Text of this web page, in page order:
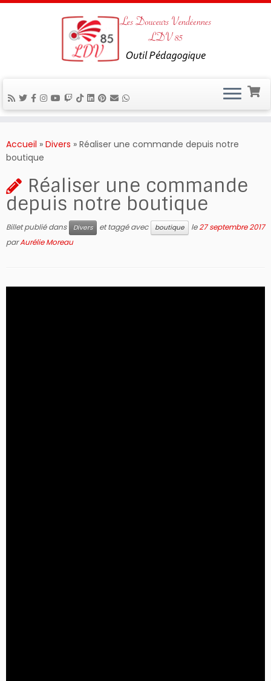
au
contenu
Accueil » Divers » Réaliser une commande depuis notre
boutique
Réaliser une commande
depuis notre boutique
Billet publié dans Divers et taggé avec boutique le27 septembre 2017
parAurélie Moreau